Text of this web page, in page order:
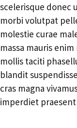
scelerisque donec
morbi volutpat
molestie curae
massa mauris
mollis taciti
blandit
cras magna
imperdiet